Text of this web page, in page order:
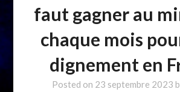
faut gagner au
chaque mois
dignement en
Posted on 23 septembre 2023